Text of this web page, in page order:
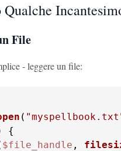
File
- leggere un file:
(
$file_handle ,